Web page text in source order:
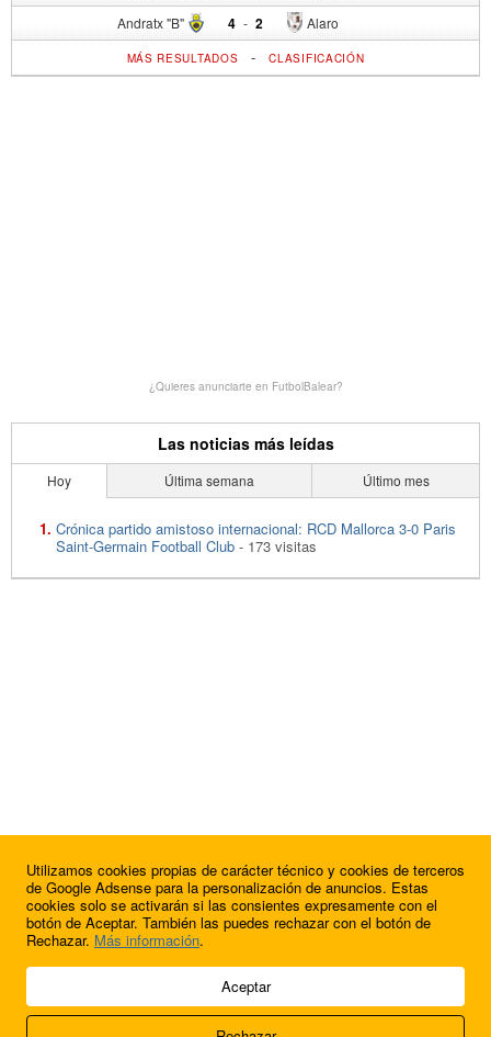
Andratx "B" 4 - Alaro
2
MÁS RESULTADOS -CLASIFICACIÓN
¿Quieres anunciarte en FutbolBalear?
Las noticias más leídas
Hoy Última semana Último mes
Crónica partido amistoso internacional: RCD Mallorca 3-0 Paris
Saint-Germain Football Club - 173 visitas
© 2009 - 2026 Soluciones Corporativas IP, SL.
Utilizamos cookies propias de carácter técnico y cookies de terceros
de Google Adsense para la personalización de anuncios. Estas
cookies solo se activarán si las consientes expresamente con el
botón de Aceptar. También las puedes rechazar con el botón de
Rechazar. Más información.
Aceptar